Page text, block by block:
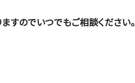
すのでいつでもご相談ください。